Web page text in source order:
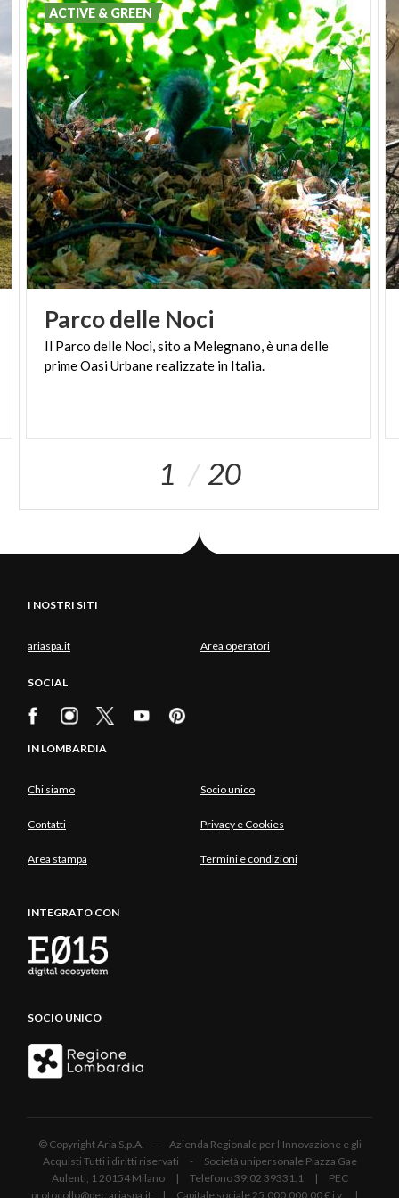
Parcodelle Noci
Il Parco delle Noci,sito a Melegnano,èunadelle
primeOasiUrbanerealizzate in Italia.
ACTIVE & GREEN
1 20
I NOSTRI SITI
ariaspa.it Area operatori
SOCIAL
IN LOMBARDIA
Chi siamo Socio unico
Contatti Privacy e Cookies
Area stampa Termini e condizioni
INTEGRATO CON
SOCIO UNICO
© Copyright Aria S.p.A. - Azienda Regionale per l'Innovazione e gli
Acquisti Tutti i diritti riservati - Società unipersonale Piazza Gae
Aulenti, 1 20154 Milano | Telefono 39.02 39331.1 | PEC
protocollo@pec.ariaspa.it | Capitale sociale 25.000.000,00 € i.v. |